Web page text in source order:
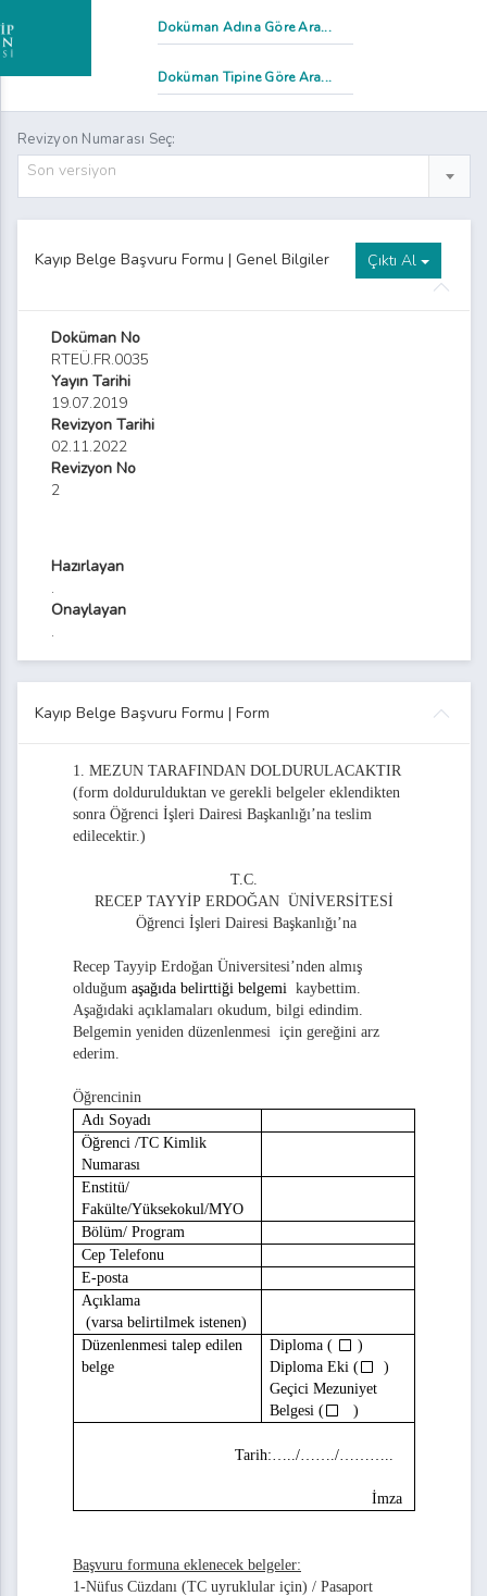
Evrakı ve Ders Değerlendirme Raporları Teslim Tutanağı
Başvuru Formu
Kabul Formu
Meslek Yüksekokulu Stajyer Takip Çizelgesi Formu
İmza Tutanağı Formu
Tutanağı
Koordinatörlüğü Organizasyon Şeması
Değerlendirme Formu
Ardeşen Meslek Yüksekokulu Öğrenci Staj Dosyası
İlişkin Sözleşme
Formu
Ardeşen Turizm Fakültesi Öğrenci Staj Dosyası
Formu
İhtiyaç Projesi Başvuru Formu
Projeleri Beyan Formu
Projesi Proje Başvuru Formu
Revizyon Numarası Seç:
Son versiyon
Kayıp Belge Başvuru Formu | Genel Bilgiler Çıktı Al
Doküman No
RTEÜ.FR.0035
Yayın Tarihi
19.07.2019
Revizyon Tarihi
02.11.2022
Revizyon No
2
Hazırlayan
.
Onaylayan
.
Kayıp Belge Başvuru Formu | Form
1. MEZUN TARAFINDAN DOLDURULACAKTIR
(form doldurulduktan ve gerekli belgeler eklendikten
sonra Öğrenci İşleri Dairesi Başkanlığı’na teslim
edilecektir.)
T.C.
RECEP TAYYİP ERDOĞAN ÜNİVERSİTESİ
Öğrenci İşleri Dairesi Başkanlığı’na
Recep Tayyip Erdoğan Üniversitesi’nden almış
olduğum aşağıda belirttiği belgemi kaybettim.
Aşağıdaki açıklamaları okudum, bilgi edindim.
Belgemin yeniden düzenlenmesi için gereğini arz
ederim.
Öğrencinin
Adı Soyadı
Öğrenci /TC Kimlik
Numarası
Enstitü/
Fakülte/Yüksekokul/MYO
Bölüm/ Program
Cep Telefonu
E-posta
Açıklama
(varsa belirtilmek istenen)
Düzenlenmesi talep edilen
belge
Diploma (
)
Diploma Eki (
)
Geçici Mezuniyet
Belgesi ( )
Tarih:…../……./………..
İmza
Başvuru formuna eklenecek belgeler:
1-Nüfus Cüzdanı (TC uyruklular için) / Pasaport